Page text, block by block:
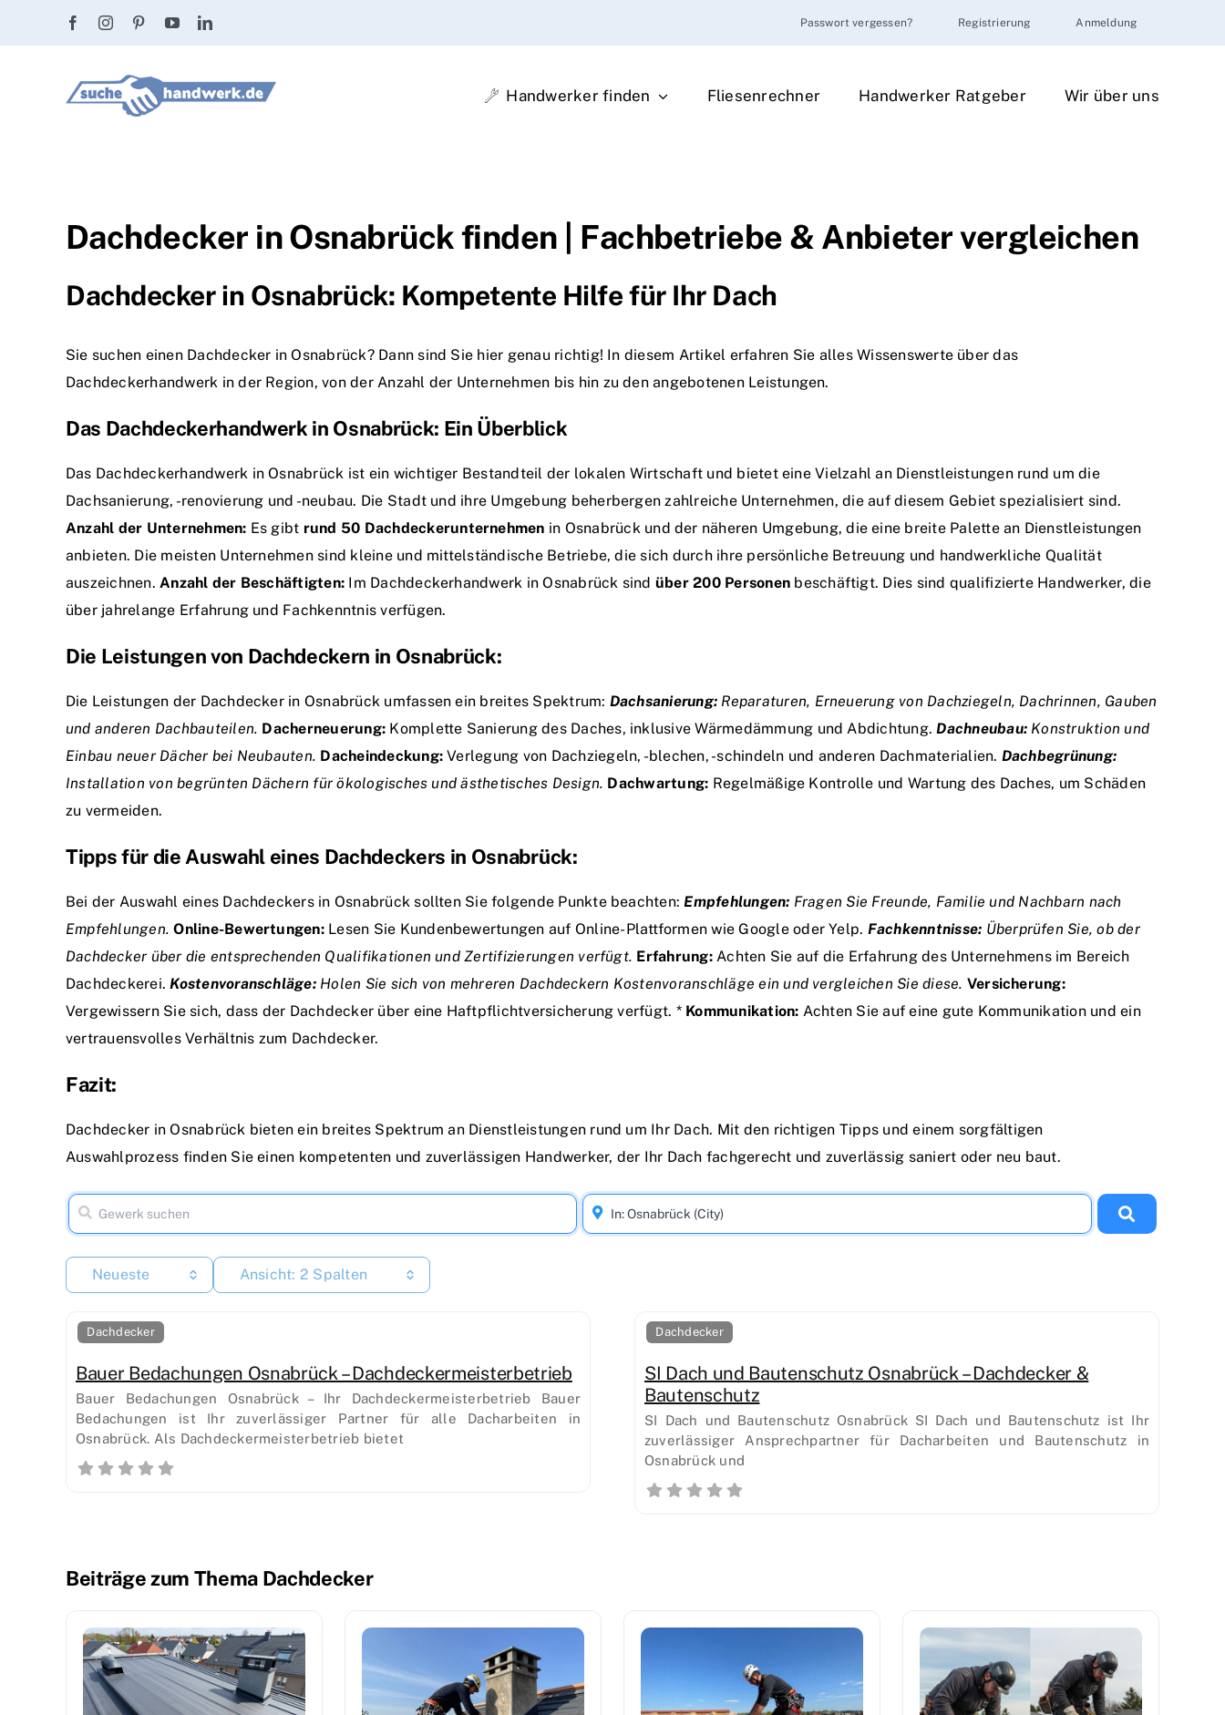
Passwort vergessen? Registrierung Anmeldung
Handwerker finden Fliesenrechner Handwerker Ratgeber Wir über uns
Dachdecker in Osnabrück finden | Fachbetriebe & Anbieter vergleichen
Dachdecker in Osnabrück: Kompetente Hilfe für Ihr Dach
Sie suchen einen Dachdecker in Osnabrück? Dann sind Sie hier genau richtig! In diesem Artikel erfahren Sie alles Wissenswerte über das
Dachdeckerhandwerk in der Region, von der Anzahl der Unternehmen bis hin zu den angebotenen Leistungen.
Das Dachdeckerhandwerk in Osnabrück: Ein Überblick
Das Dachdeckerhandwerk in Osnabrück ist ein wichtiger Bestandteil der lokalen Wirtschaft und bietet eine Vielzahl an Dienstleistungen rund um die
Dachsanierung, -renovierung und -neubau. Die Stadt und ihre Umgebung beherbergen zahlreiche Unternehmen, die auf diesem Gebiet spezialisiert sind.
Anzahl der Unternehmen: Es gibt rund 50 Dachdeckerunternehmen in Osnabrück und der näheren Umgebung, die eine breite Palette an Dienstleistungen
anbieten. Die meisten Unternehmen sind kleine und mittelständische Betriebe, die sich durch ihre persönliche Betreuung und handwerkliche Qualität
auszeichnen.Anzahl der Beschäftigten: Im Dachdeckerhandwerk in Osnabrück sind über 200 Personen beschäftigt. Dies sind qualifizierte Handwerker, die
über jahrelange Erfahrung und Fachkenntnis verfügen.
Die Leistungen von Dachdeckern in Osnabrück:
Die Leistungen der Dachdecker in Osnabrück umfassen ein breites Spektrum: Dachsanierung: Reparaturen, Erneuerung von Dachziegeln, Dachrinnen, Gauben
und anderen Dachbauteilen. Dacherneuerung: Komplette Sanierung des Daches, inklusive Wärmedämmung und Abdichtung.Dachneubau: Konstruktion und
Einbau neuer Dächer bei Neubauten. Dacheindeckung: Verlegung von Dachziegeln, -blechen, -schindeln und anderen Dachmaterialien. Dachbegrünung:
Installation von begrünten Dächern für ökologisches und ästhetisches Design. Dachwartung: Regelmäßige Kontrolle und Wartung des Daches, um Schäden
zu vermeiden.
Tipps für die Auswahl eines Dachdeckers in Osnabrück:
Bei der Auswahl eines Dachdeckers in Osnabrück sollten Sie folgende Punkte beachten:Empfehlungen: Fragen Sie Freunde, Familie und Nachbarn nach
Empfehlungen.Online-Bewertungen:Lesen Sie Kundenbewertungen auf Online-Plattformen wie Google oder Yelp. Fachkenntnisse: Überprüfen Sie, ob der
Dachdecker über die entsprechenden Qualifikationen und Zertifizierungen verfügt. Erfahrung:Achten Sie auf die Erfahrung des Unternehmens im Bereich
Dachdeckerei.Kostenvoranschläge:Holen Sie sich von mehreren Dachdeckern Kostenvoranschläge ein und vergleichen Sie diese. Versicherung:
Vergewissern Sie sich, dass der Dachdecker über eine Haftpflichtversicherung verfügt. * Kommunikation: Achten Sie auf eine gute Kommunikation und ein
vertrauensvolles Verhältnis zum Dachdecker.
Fazit:
Dachdecker in Osnabrück bieten ein breites Spektrum an Dienstleistungen rund um Ihr Dach. Mit den richtigen Tipps und einem sorgfältigen
Auswahlprozess finden Sie einen kompetenten und zuverlässigen Handwerker, der Ihr Dach fachgerecht und zuverlässig saniert oder neu baut.
Neueste Ansicht: 2 Spalten
Dachdecker
Bauer Bedachungen Osnabrück – Dachdeckermeisterbetrieb
Bauer Bedachungen Osnabrück – Ihr Dachdeckermeisterbetrieb Bauer
Bedachungen ist Ihr zuverlässiger Partner für alle Dacharbeiten in
Osnabrück. Als Dachdeckermeisterbetrieb bietet
Dachdecker
SI Dach und Bautenschutz Osnabrück – Dachdecker &
Bautenschutz
SI Dach und Bautenschutz Osnabrück SI Dach und Bautenschutz ist Ihr
zuverlässiger Ansprechpartner für Dacharbeiten und Bautenschutz in
Osnabrück und
Beiträge zum Thema Dachdecker